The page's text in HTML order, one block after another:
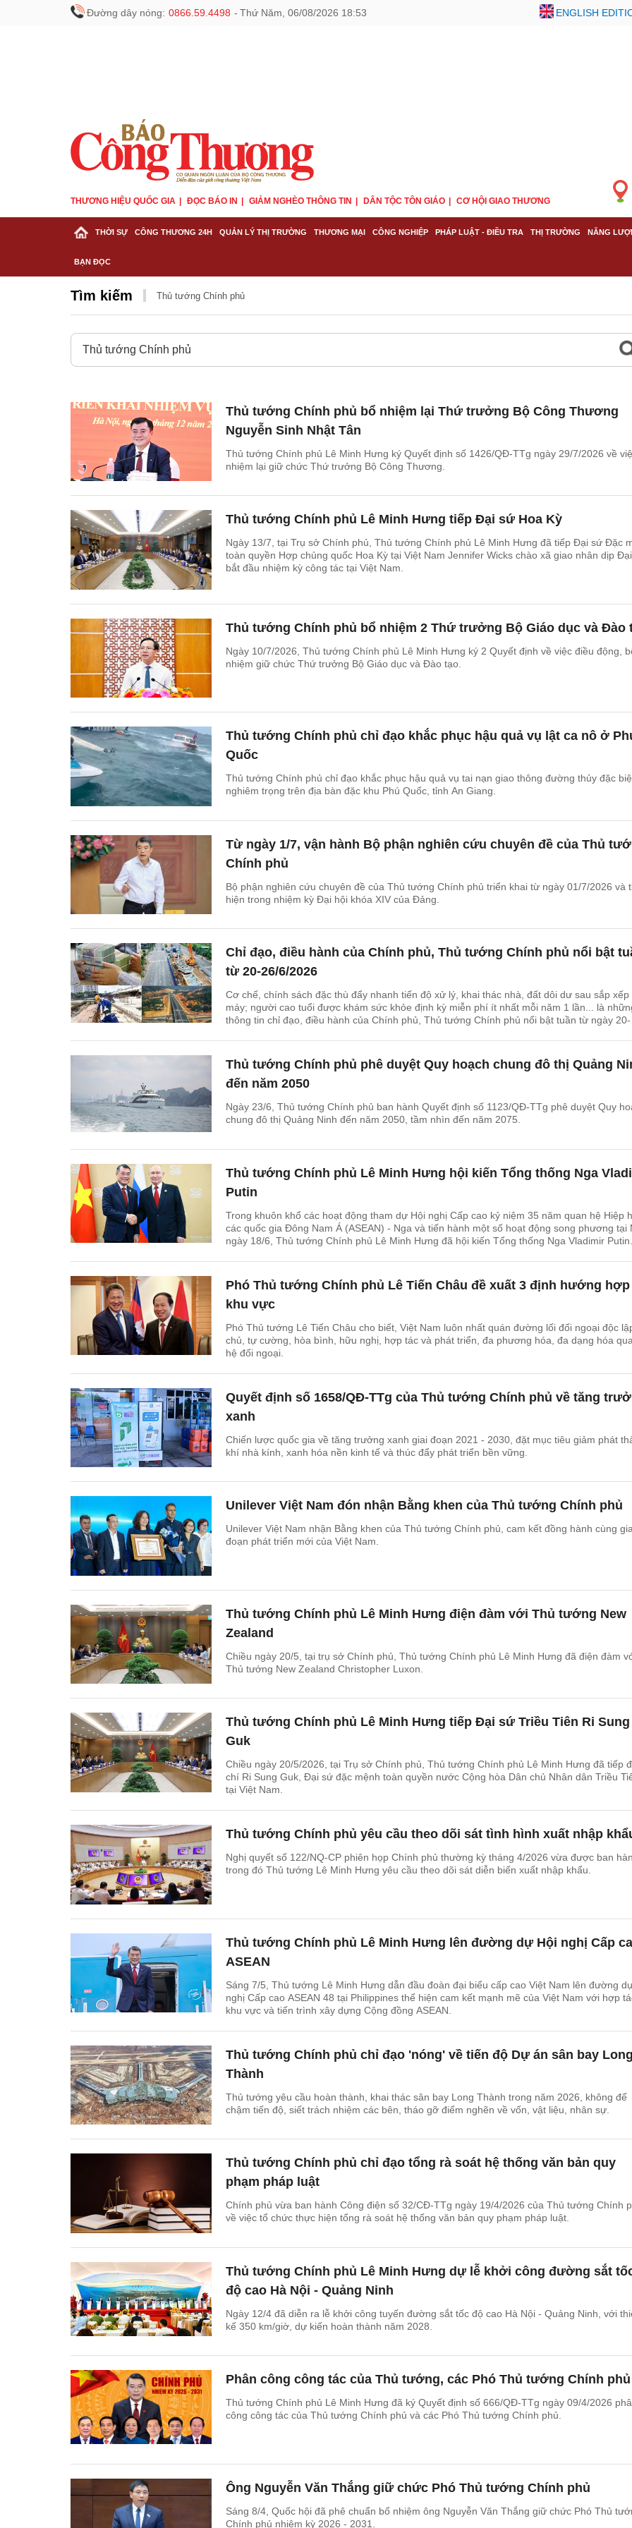
Đường dây nóng: 0866.59.4498 - Thứ Năm, 06/08/2026 18:53 ENGLISH
THƯƠNG HIỆU QUỐC GIA ĐỌC BÁO IN GIẢM NGHÈO THÔNG TIN DÂN TỘC TÔN GIÁO CƠ HỘI GIAO THƯƠNG
THỜI SỰ CÔNG THƯƠNG 24H QUẢN LÝ THỊ TRƯỜNG THƯƠNG MẠI CÔNG NGHIỆP PHÁP LUẬT - ĐIỀU TRA THỊ TRƯỜNG NĂNG
BẠN ĐỌC
Tìm kiếm Thủ tướng Chính phủ
Thủ tướng Chính phủ bổ nhiệm lại Thứ trưởng Bộ Công Thương
Nguyễn Sinh Nhật Tân
Thủ tướng Chính phủ Lê Minh Hưng ký Quyết định số 1426/QĐ-TTg ngày 29/7/2026 về
nhiệm lại giữ chức Thứ trưởng Bộ Công Thương.
Thủ tướng Chính phủ Lê Minh Hưng tiếp Đại sứ Hoa Kỳ
Ngày 13/7, tại Trụ sở Chính phủ, Thủ tướng Chính phủ Lê Minh Hưng đã tiếp Đại sứ Đặc
toàn quyền Hợp chủng quốc Hoa Kỳ tại Việt Nam Jennifer Wicks chào xã giao nhân dịp
bắt đầu nhiệm kỳ công tác tại Việt Nam.
Thủ tướng Chính phủ bổ nhiệm 2 Thứ trưởng Bộ Giáo dục và Đào
Ngày 10/7/2026, Thủ tướng Chính phủ Lê Minh Hưng ký 2 Quyết định về việc điều động,
nhiệm giữ chức Thứ trưởng Bộ Giáo dục và Đào tạo.
Thủ tướng Chính phủ chỉ đạo khắc phục hậu quả vụ lật ca nô ở
Quốc
Thủ tướng Chính phủ chỉ đạo khắc phục hậu quả vụ tai nạn giao thông đường thủy đặc
nghiêm trọng trên địa bàn đặc khu Phú Quốc, tỉnh An Giang.
Từ ngày 1/7, vận hành Bộ phận nghiên cứu chuyên đề của Thủ
Chính phủ
Bộ phận nghiên cứu chuyên đề của Thủ tướng Chính phủ triển khai từ ngày 01/7/2026 và
hiện trong nhiệm kỳ Đại hội khóa XIV của Đảng.
Chỉ đạo, điều hành của Chính phủ, Thủ tướng Chính phủ nổi bật
từ 20-26/6/2026
Cơ chế, chính sách đặc thù đẩy nhanh tiến độ xử lý, khai thác nhà, đất dôi dư sau sắp xếp
máy; người cao tuổi được khám sức khỏe định kỳ miễn phí ít nhất mỗi năm 1 lần... là
thông tin chỉ đạo, điều hành của Chính phủ, Thủ tướng Chính phủ nổi bật tuần từ ngày 20-
Thủ tướng Chính phủ phê duyệt Quy hoạch chung đô thị Quảng
đến năm 2050
Ngày 23/6, Thủ tướng Chính phủ ban hành Quyết định số 1123/QĐ-TTg phê duyệt Quy
chung đô thị Quảng Ninh đến năm 2050, tầm nhìn đến năm 2075.
Thủ tướng Chính phủ Lê Minh Hưng hội kiến Tổng thống Nga
Putin
Trong khuôn khổ các hoạt động tham dự Hội nghị Cấp cao kỷ niệm 35 năm quan hệ Hiệp
các quốc gia Đông Nam Á (ASEAN) - Nga và tiến hành một số hoạt động song phương tại
ngày 18/6, Thủ tướng Chính phủ Lê Minh Hưng đã hội kiến Tổng thống Nga Vladimir Putin.
Phó Thủ tướng Chính phủ Lê Tiến Châu đề xuất 3 định hướng
khu vực
Phó Thủ tướng Lê Tiến Châu cho biết, Việt Nam luôn nhất quán đường lối đối ngoại độc
chủ, tự cường, hòa bình, hữu nghị, hợp tác và phát triển, đa phương hóa, đa dạng hóa
hệ đối ngoại.
Quyết định số 1658/QĐ-TTg của Thủ tướng Chính phủ về tăng
xanh
Chiến lược quốc gia về tăng trưởng xanh giai đoạn 2021 - 2030, đặt mục tiêu giảm phát
khí nhà kính, xanh hóa nền kinh tế và thúc đẩy phát triển bền vững.
Unilever Việt Nam đón nhận Bằng khen của Thủ tướng Chính phủ
Unilever Việt Nam nhận Bằng khen của Thủ tướng Chính phủ, cam kết đồng hành cùng
đoạn phát triển mới của Việt Nam.
Thủ tướng Chính phủ Lê Minh Hưng điện đàm với Thủ tướng New
Zealand
Chiều ngày 20/5, tại trụ sở Chính phủ, Thủ tướng Chính phủ Lê Minh Hưng đã điện đàm
Thủ tướng New Zealand Christopher Luxon.
Thủ tướng Chính phủ Lê Minh Hưng tiếp Đại sứ Triều Tiên Ri Sung
Guk
Chiều ngày 20/5/2026, tại Trụ sở Chính phủ, Thủ tướng Chính phủ Lê Minh Hưng đã tiếp
chí Ri Sung Guk, Đại sứ đặc mệnh toàn quyền nước Cộng hòa Dân chủ Nhân dân Triều
tại Việt Nam.
Thủ tướng Chính phủ yêu cầu theo dõi sát tình hình xuất nhập
Nghị quyết số 122/NQ-CP phiên họp Chính phủ thường kỳ tháng 4/2026 vừa được ban
trong đó Thủ tướng Lê Minh Hưng yêu cầu theo dõi sát diễn biến xuất nhập khẩu.
Thủ tướng Chính phủ Lê Minh Hưng lên đường dự Hội nghị Cấp
ASEAN
Sáng 7/5, Thủ tướng Lê Minh Hưng dẫn đầu đoàn đại biểu cấp cao Việt Nam lên đường
nghị Cấp cao ASEAN 48 tại Philippines thể hiện cam kết mạnh mẽ của Việt Nam với hợp
khu vực và tiến trình xây dựng Cộng đồng ASEAN.
Thủ tướng Chính phủ chỉ đạo 'nóng' về tiến độ Dự án sân bay Long
Thành
Thủ tướng yêu cầu hoàn thành, khai thác sân bay Long Thành trong năm 2026, không để
chậm tiến độ, siết trách nhiệm các bên, tháo gỡ điểm nghẽn về vốn, vật liệu, nhân sự.
Thủ tướng Chính phủ chỉ đạo tổng rà soát hệ thống văn bản quy
phạm pháp luật
Chính phủ vừa ban hành Công điện số 32/CĐ-TTg ngày 19/4/2026 của Thủ tướng Chính
về việc tổ chức thực hiện tổng rà soát hệ thống văn bản quy phạm pháp luật.
Thủ tướng Chính phủ Lê Minh Hưng dự lễ khởi công đường sắt
độ cao Hà Nội - Quảng Ninh
Ngày 12/4 đã diễn ra lễ khởi công tuyến đường sắt tốc độ cao Hà Nội - Quảng Ninh, với
kế 350 km/giờ, dự kiến hoàn thành năm 2028.
Phân công công tác của Thủ tướng, các Phó Thủ tướng Chính phủ
Thủ tướng Chính phủ Lê Minh Hưng đã ký Quyết định số 666/QĐ-TTg ngày 09/4/2026
công công tác của Thủ tướng Chính phủ và các Phó Thủ tướng Chính phủ.
Ông Nguyễn Văn Thắng giữ chức Phó Thủ tướng Chính phủ
Sáng 8/4, Quốc hội đã phê chuẩn bổ nhiệm ông Nguyễn Văn Thắng giữ chức Phó Thủ
Chính phủ nhiệm kỳ 2026 - 2031.